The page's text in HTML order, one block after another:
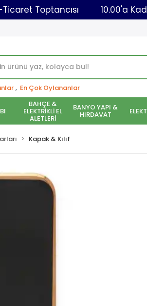
Nesil E-Ticaret Toptancısı
, En Çok Oylananlar
BAHÇE &
ELEKTRİKLİ EL
ALETLERİ
BANYO YAPI &
HIRDAVAT
Kapak & Kılıf